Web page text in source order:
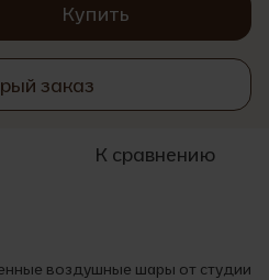
Купить
заказ
К сравнению
воздушные шары от студии